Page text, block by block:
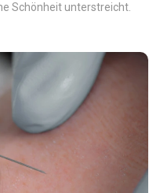
Schönheit unterstreicht.